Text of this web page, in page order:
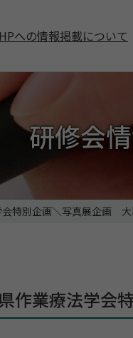
HPへの情報掲載について
研修会
会特別企画＼写真展企画
作業療法学